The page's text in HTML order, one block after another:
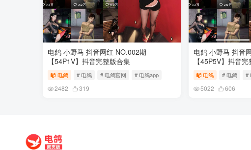
电鸽 小野马 抖音网红 NO.002期
【54P1V】抖音完整版合集
电鸽 # 电鸽 # 电鸽官网 # 电鸽app
2482 319
电鸽 小野马 抖音
【45P5V】抖音
电鸽 # 电鸽 #
5022 606